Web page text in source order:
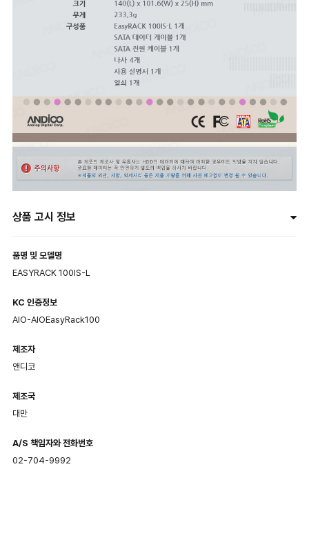
상품 고시 정보
품명 및 모델명
EASYRACK 100IS-L
KC 인증정보
AIO-AIOEasyRack100
제조자
앤디코
제조국
대만
A/S 책임자와 전화번호
02-704-9992